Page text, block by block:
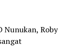
Nunukan, Roby